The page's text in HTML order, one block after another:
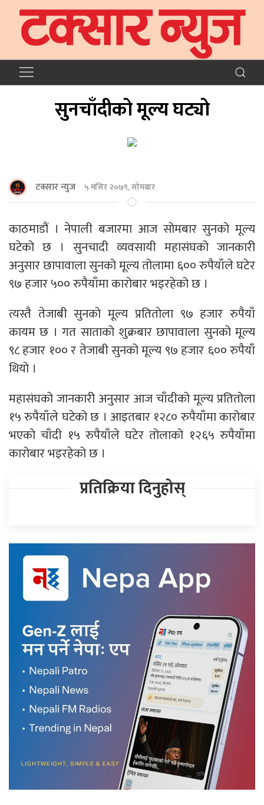
सुनचाँदीको मूल्य घट्यो
टक्सार न्युज ५ मंसिर २०७९, सोमबार
काठमाडौं । नेपाली बजारमा आज सोमबार सुनको मूल्य
घटेको छ । सुनचादी व्यवसायी महासंघको जानकारी
अनुसार छापावाला सुनको मूल्य तोलामा ६०० रुपैयाँले घटेर
९७ हजार ५०० रुपैयाँमा कारोबार भइरहेको छ ।
त्यस्तै तेजाबी सुनको मूल्य प्रतितोला ९७ हजार रुपैयाँ
कायम छ । गत साताको शुक्रबार छापावाला सुनको मूल्य
९८ हजार १०० र तेजाबी सुनको मूल्य ९७ हजार ६०० रुपैयाँ
थियो ।
महासंघको जानकारी अनुसार आज चाँदीको मूल्य प्रतितोला
१५ रुपैयाँले घटेको छ । आइतबार १२८० रुपैयाँमा कारोबार
भएको चाँदी १५ रुपैयाँले घटेर तोलाको १२६५ रुपैयाँमा
कारोबार भइरहेको छ ।
प्रतिक्रिया दिनुहोस्